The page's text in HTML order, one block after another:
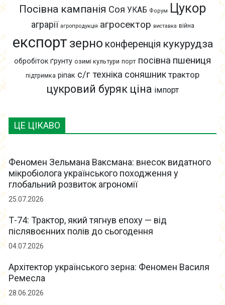
ЦЕ ЦІКАВО
Феномен Зельмана Ваксмана: внесок видатного
мікробіолога українського походження у
глобальний розвиток агрономії
25.07.2026
Т-74: Трактор, який тягнув епоху — від
післявоєнних полів до сьогодення
04.07.2026
Архітектор українського зерна: Феномен Василя
Ремесла
28.06.2026
Посівна кампанія Соя УКАБ Форум Цукор
аграрії агропродукція агросектор виставка війна
експорт зерно конференція кукурудза
обробіток ґрунту озимі культури порт посівна пшениця
підтримка ріпак с/г техніка соняшник трактор
цукровий буряк ціна імпорт